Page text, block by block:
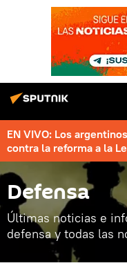
EN VIVO: Los
contra la reforma a la
Defensa
Últimas noticias e
defensa y todas las